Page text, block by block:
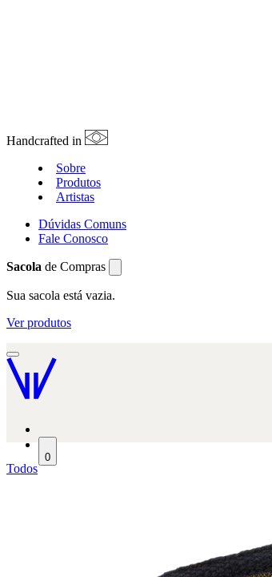
Handcrafted in
Sobre
Produtos
Artistas
Dúvidas Comuns
Fale Conosco
Sacola de Compras
Sua sacola está vazia.
Ver produtos
0
Todos